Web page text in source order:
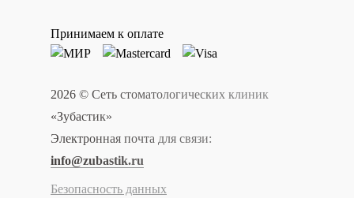
Принимаем к оплате
2026 © Сеть стоматологических клиник
«Зубастик»
Электронная почта для связи:
info@zubastik.ru
Безопасность данных